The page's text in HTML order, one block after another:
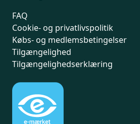
FAQ
Cookie- og privatlivspolitik
Købs- og medlemsbetingelser
Tilgængelighed
Tilgængelighedserklæring